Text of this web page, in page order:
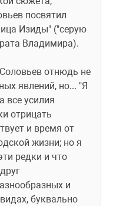
посвятил
Изиды" ("серую
Владимира).
отнюдь не
явлений, но... "Я
все усилия
отрицать
и время от
жизни; но я
редки и что
и
буквально